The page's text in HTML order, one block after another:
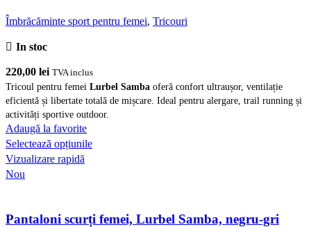
Îmbrăcăminte sport pentru femei, Tricouri
In stoc
220,00 lei TVA inclus
Tricoul pentru femei Lurbel Samba oferă confort ultraușor, ventilație
eficientă și libertate totală de mișcare. Ideal pentru alergare, trail running și
activități sportive outdoor.
Adaugă la favorite
Selectează opțiunileAcest
variații.
Vizualizare rapidă
Nou
Pantaloni scurți femei, Lurbel Samba, negru-gri